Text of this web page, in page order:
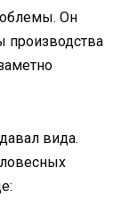
Он
производства
вида.